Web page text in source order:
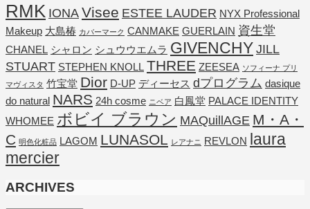
RMK IONAVisee ESTEE LAUDER NYX Professional
Makeup 大島椿 カバーマーク CANMAKE GUERLAIN 資生堂
CHANEL シャロン シュウウエムラ GIVENCHYJILL
STUART STEPHEN KNOLL THREE ZEESEA ソフィーナ プリ
マヴィスタ 竹宝堂 Dior D-UP ディーセス dプログラム dasique
do natural NARS 24h cosme ニベア 白鳳堂 PALACE IDENTITY
WHOMEE ボビイ ブラウン MAQuillAGE M・A・
C 明色化粧品 LAGOM LUNASOL レアナニ REVLON laura
mercier
ARCHIVES